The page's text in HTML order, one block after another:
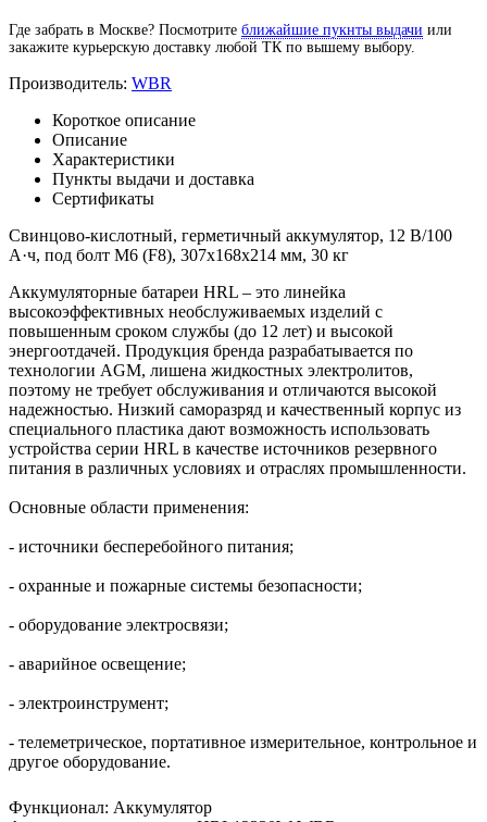
Где забрать в Москве? Посмотрите ближайшие пукнты выдачи или
закажите курьерскую доставку любой ТК по вышему выбору.
Производитель: WBR
Короткое описание
Описание
Характеристики
Пункты выдачи и доставка
Сертификаты
Свинцово-кислотный, герметичный аккумулятор, 12 В/100
А·ч, под болт М6 (F8), 307х168х214 мм, 30 кг
Аккумуляторные батареи HRL – это линейка
высокоэффективных необслуживаемых изделий с
повышенным сроком службы (до 12 лет) и высокой
энергоотдачей. Продукция бренда разрабатывается по
технологии AGM, лишена жидкостных электролитов,
поэтому не требует обслуживания и отличаются высокой
надежностью. Низкий саморазряд и качественный корпус из
специального пластика дают возможность использовать
устройства серии HRL в качестве источников резервного
питания в различных условиях и отраслях промышленности.
Основные области применения:
- источники бесперебойного питания;
- охранные и пожарные системы безопасности;
- оборудование электросвязи;
- аварийное освещение;
- электроинструмент;
- телеметрическое, портативное измерительное, контрольное и
другое оборудование.
Функционал: Аккумулятор